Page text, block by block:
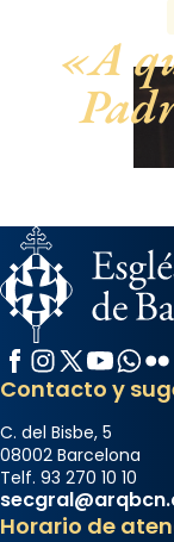
A
Facebook
Instagram
X / Twitter
YouTube
Contacto y
C. del Bisbe, 5
08002 Barcelona
Telf. 93 270 10 10
Horario de